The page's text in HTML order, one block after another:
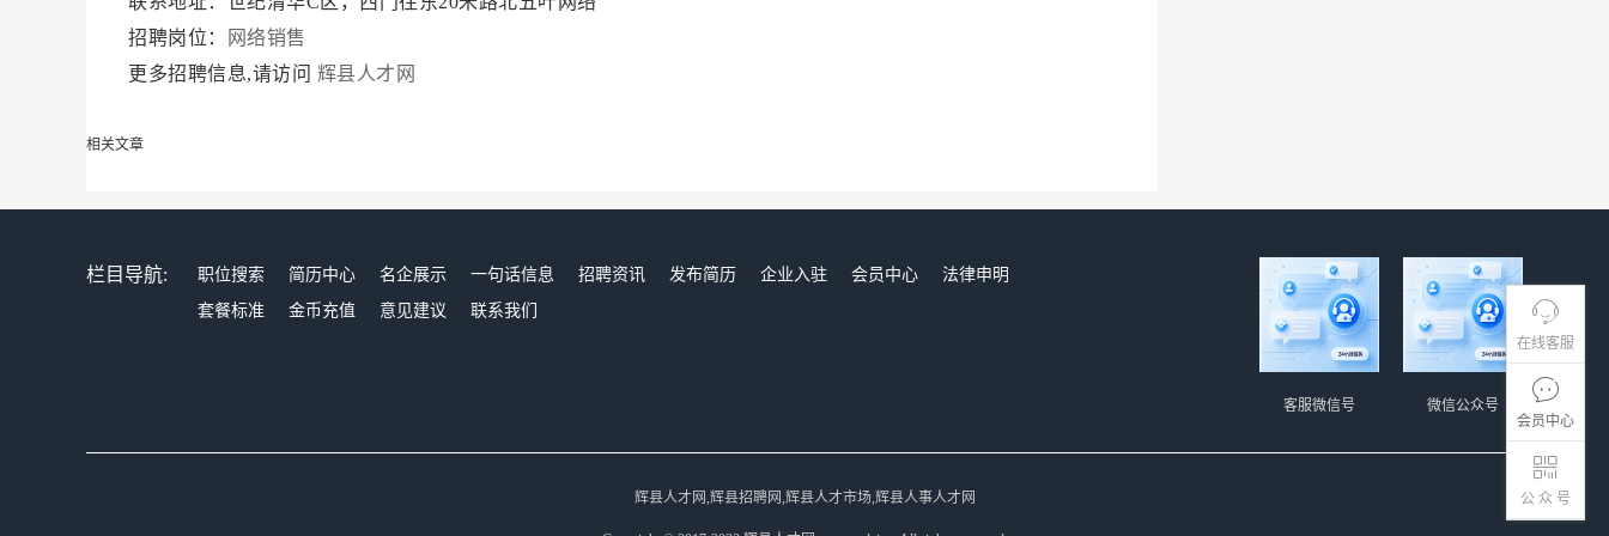
在线客服
会员中心
公 众 号
招聘岗位：
网络销售
更多招聘信息,请访问 辉县人才网
相关文章
栏目导航: 职位搜索 简历中心 名企展示 一句话信息 招聘资讯 发布简历 企业入驻 会员中心
法律申明
套餐标准
金币充值 意见建议 联系我们
微信公众号
客服微信号
辉县人才网,辉县招聘网,辉县人才市场,辉县人事人才网